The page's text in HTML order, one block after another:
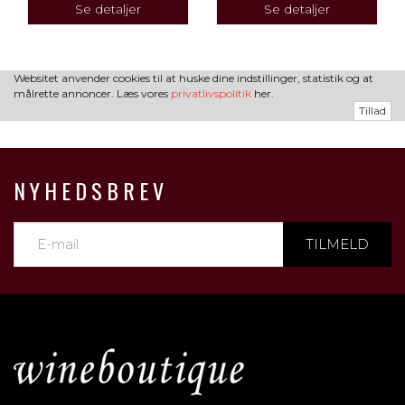
Se detaljer Se detaljer
Websitet anvender cookies til at huske dine indstillinger, statistik og at
målrette annoncer. Læs vores privatlivspolitik her.
Tillad
NYHEDSBREV
TILMELD